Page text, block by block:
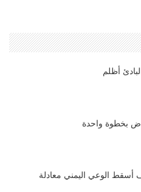
أظلم
بخطوة واحدة
أسقط الوعي اليمني معادلة